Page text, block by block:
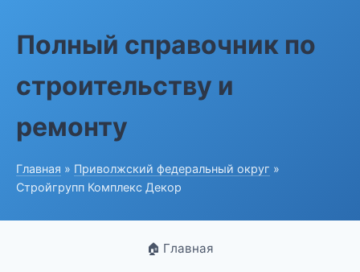
Полный справочник по
строительству и
ремонту
Главная » Приволжский федеральный округ »
Стройгрупп Комплекс Декор
🏠 Главная